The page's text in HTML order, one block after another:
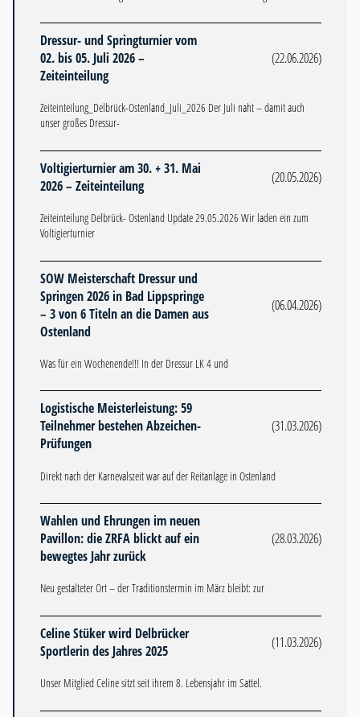
Dressur- und Springturnier vom
02. bis 05. Juli 2026 –
Zeiteinteilung
(22.06.2026)
Zeiteinteilung_Delbrück-Ostenland_Juli_2026 Der Juli naht – damit auch
unser großes Dressur-
Voltigierturnier am 30. + 31. Mai
2026 – Zeiteinteilung
(20.05.2026)
Zeiteinteilung Delbrück- Ostenland Update 29.05.2026 Wir laden ein zum
Voltigierturnier
SOW Meisterschaft Dressur und
Springen 2026 in Bad Lippspringe
– 3 von 6 Titeln an die Damen aus
Ostenland
(06.04.2026)
Was für ein Wochenende!!! In der Dressur LK 4 und
Logistische Meisterleistung: 59
Teilnehmer bestehen Abzeichen-
Prüfungen
(31.03.2026)
Direkt nach der Karnevalszeit war auf der Reitanlage in Ostenland
Wahlen und Ehrungen im neuen
Pavillon: die ZRFA blickt auf ein
bewegtes Jahr zurück
(28.03.2026)
Neu gestalteter Ort – der Traditionstermin im März bleibt: zur
Celine Stüker wird Delbrücker
Sportlerin des Jahres 2025
(11.03.2026)
Unser Mitglied Celine sitzt seit ihrem 8. Lebensjahr im Sattel.